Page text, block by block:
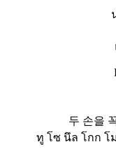
두 손을
ทู โซ นึล โกก โ